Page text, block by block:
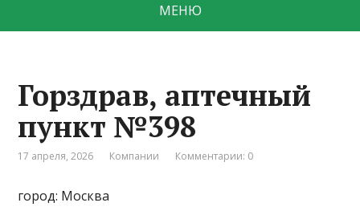
МЕНЮ
Горздрав, аптечный
пункт №398
17 апреля, 2026 Компании Комментарии: 0
город: Москва